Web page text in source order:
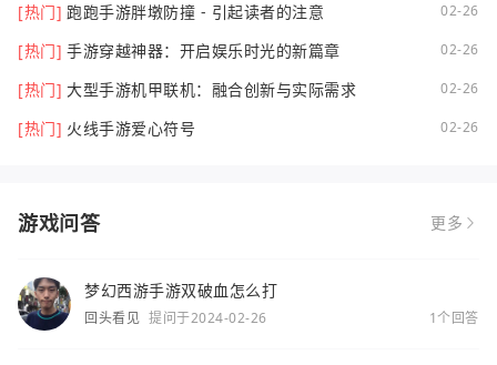
[热门] 跑跑手游胖墩防撞 - 引起读者的注意 02-26
[热门] 手游穿越神器：开启娱乐时光的新篇章 02-26
[热门] 大型手游机甲联机：融合创新与实际需求 02-26
[热门] 火线手游爱心符号 02-26
游戏问答 更多
梦幻西游手游双破血怎么打
回头看见 提问于2024-02-26 1个回答